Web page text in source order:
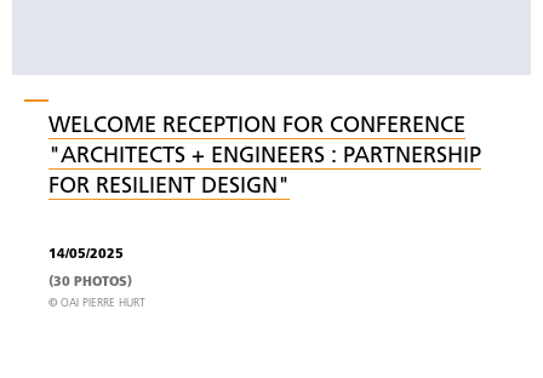
WELCOME RECEPTION FOR CONFERENCE
"ARCHITECTS + ENGINEERS : PARTNERSHIP
FOR RESILIENT DESIGN"
14/05/2025
(30 PHOTOS)
© OAI PIERRE HURT